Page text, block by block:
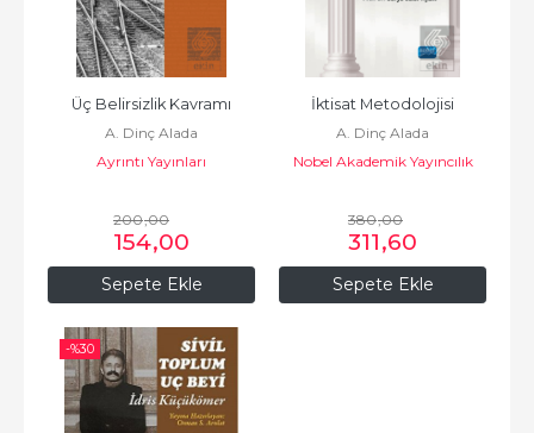
Sepete Ekle
Üç Belirsizlik Kavramı
A. Dinç Alada
Ayrıntı Yayınları
200,00
154,00
Sepete Ekle
İktisat Metodolojisi
A. Dinç Alada
Nobel Akademik Yayıncılık
380,00
311,60
-%30